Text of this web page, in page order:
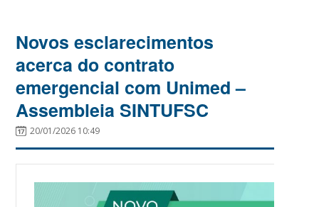
Novos esclarecimentos
acerca do contrato
emergencial com Unimed –
Assembleia SINTUFSC
20/01/2026 10:49